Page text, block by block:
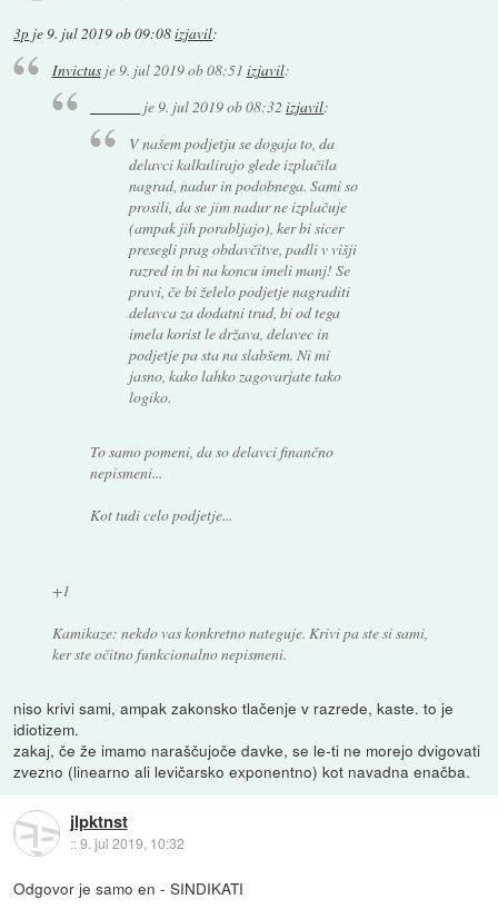
3p je9. jul 2019 ob 09:08izjavil:
Invictusje9. jul 2019 ob 08:51 izjavil:
je9. jul 2019 ob 08:32izjavil:
V našem podjetju se dogaja to, da
delavci kalkulirajo glede izplačila
nagrad, nadur in podobnega. Sami so
prosili, da se jim nadur ne izplačuje
(ampak jih porabljajo), ker bi sicer
presegli prag obdavčitve, padli v višji
razred in bi na koncu imeli manj! Se
pravi, če bi želelo podjetje nagraditi
delavca za dodatni trud, bi od tega
imela korist le država, delavec in
podjetje pa sta na slabšem. Ni mi
jasno, kako lahko zagovarjate tako
logiko.
To samo pomeni, da so delavci finančno
nepismeni...
Kot tudi celo podjetje...
+1
Kamikaze: nekdo vas konkretno nateguje. Krivi pa ste si sami,
ker ste očitno funkcionalno nepismeni.
niso krivi sami, ampak zakonsko tlačenje v razrede, kaste. to je
idiotizem.
zakaj, če že imamo naraščujoče davke, se le-ti ne morejo dvigovati
zvezno (linearno ali levičarsko exponentno) kot navadna enačba.
jlpktnst
::9. jul 2019, 10:32
Odgovor je samo en - SINDIKATI